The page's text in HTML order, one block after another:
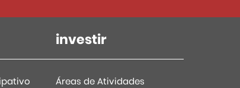
investir
Áreas de Atividades